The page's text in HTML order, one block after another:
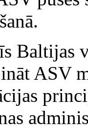
Baltijas
ASV